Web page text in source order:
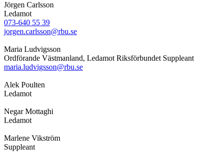
Jörgen Carlsson
Ledamot
073-640 55 39
jorgen.carlsson@rbu.se
Maria Ludvigsson
Ordförande Västmanland, Ledamot Riksförbundet Suppleant
maria.ludvigsson@rbu.se
Alek Poulten
Ledamot
Negar Mottaghi
Ledamot
Marlene Vikström
Suppleant